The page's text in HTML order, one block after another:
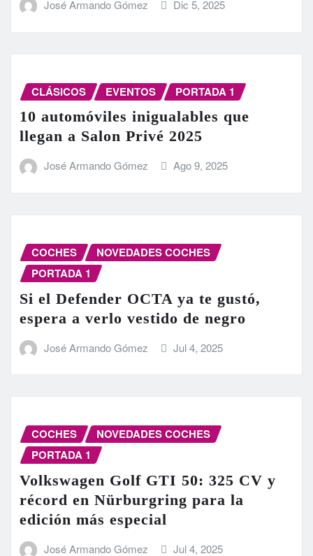
José Armando Gómez Dic 5, 2025
CLÁSICOS EVENTOS PORTADA 1
10 automóviles inigualables que
llegan a Salon Privé 2025
José Armando Gómez Ago 9, 2025
COCHES
NOVEDADES COCHES
PORTADA 1
Si el Defender OCTA ya te gustó,
espera a verlo vestido de negro
José Armando Gómez Jul 4, 2025
COCHES
NOVEDADES COCHES
PORTADA 1
Volkswagen Golf GTI 50: 325 CV y
récord en Nürburgring para la
edición más especial
José Armando Gómez Jul 4, 2025